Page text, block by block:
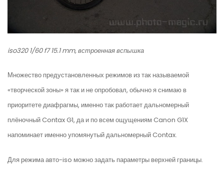
iso320 1/60 f7 15.1 mm, встроенная вспышка
Множество предустановленных режимов из так называемой
«творческой зоны» я так и не опробовал, обычно я снимаю в
приоритете диафрагмы, именно так работает дальномерный
плёночный Contax G1, да и по всем ощущениям Canon G1X
напоминает именно упомянутый дальномерный Contax.
Для режима авто-iso можно задать параметры верхней границы.